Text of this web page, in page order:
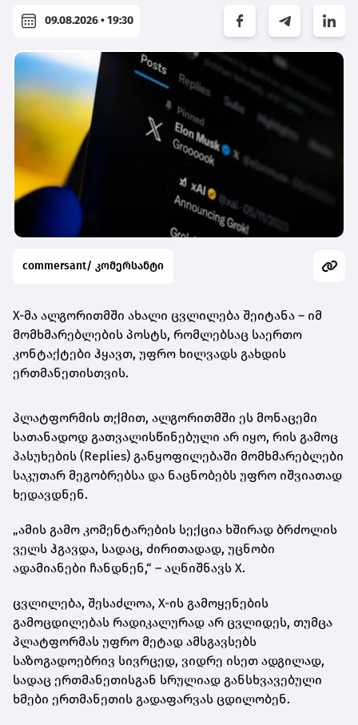
09.08.2026 • 19:30
commersant/ კომერსანტი
X-მა ალგორითმში ახალი ცვლილება შეიტანა – იმ
მომხმარებლების პოსტს, რომლებსაც საერთო
კონტაქტები ჰყავთ, უფრო ხილვადს გახდის
ერთმანეთისთვის.
პლატფორმის თქმით, ალგორითმში ეს მონაცემი
სათანადოდ გათვალისწინებული არ იყო, რის გამოც
პასუხების (Replies) განყოფილებაში მომხმარებლები
საკუთარ მეგობრებსა და ნაცნობებს უფრო იშვიათად
ხედავდნენ.
„ამის გამო კომენტარების სექცია ხშირად ბრძოლის
ველს ჰგავდა, სადაც, ძირითადად, უცნობი
ადამიანები ჩანდნენ,“ – აღნიშნავს X.
ცვლილება, შესაძლოა, X-ის გამოყენების
გამოცდილებას რადიკალურად არ ცვლიდეს, თუმცა
პლატფორმას უფრო მეტად ამსგავსებს
საზოგადოებრივ სივრცედ, ვიდრე ისეთ ადგილად,
სადაც ერთმანეთისგან სრულიად განსხვავებული
ხმები ერთმანეთის გადაფარვას ცდილობენ.